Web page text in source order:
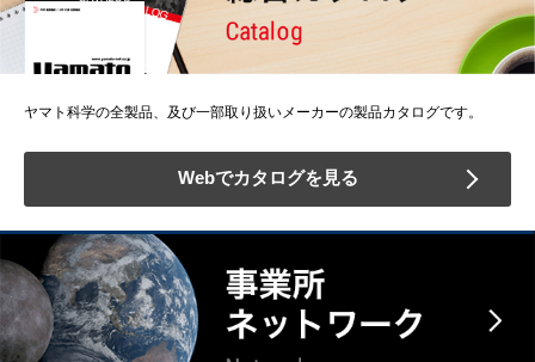
ヤマト科学の全製品、及び一部取り扱いメーカーの製品カタログです。
Webでカタログを見る